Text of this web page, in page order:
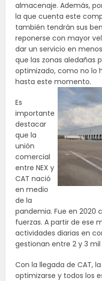
almacenaje. Además,
la que cuenta este
también tendrán sus
reponerse con mayor
dar un servicio en
que las zonas aledañas
optimizado, como no lo
hasta este momento.
Es
importante
destacar
que la
unión
comercial
entre NEX y
CAT nació
en medio
de la
pandemia. Fue en 2020
fuerzas. A partir de ese
actividades diarias en
gestionan entre 2 y 3
Con la llegada de CAT,
optimizarse y todos los